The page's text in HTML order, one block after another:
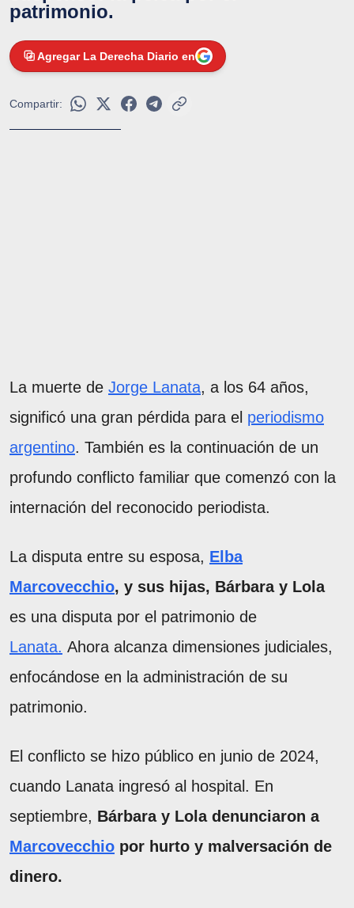
patrimonio.
Agregar La Derecha Diario en
Compartir:
La muerte de Jorge Lanata, a los 64 años,
significó una gran pérdida para el periodismo
argentino. También es la continuación de un
profundo conflicto familiar que comenzó con la
internación del reconocido periodista.
La disputa entre su esposa, Elba
Marcovecchio, y sus hijas, Bárbara y Lola
es una disputa por el patrimonio de
Lanata. Ahora alcanza dimensiones judiciales,
enfocándose en la administración de su
patrimonio.
El conflicto se hizo público en junio de 2024,
cuando Lanata ingresó al hospital. En
septiembre, Bárbara y Lola denunciaron a
Marcovecchio por hurto y malversación de
dinero.